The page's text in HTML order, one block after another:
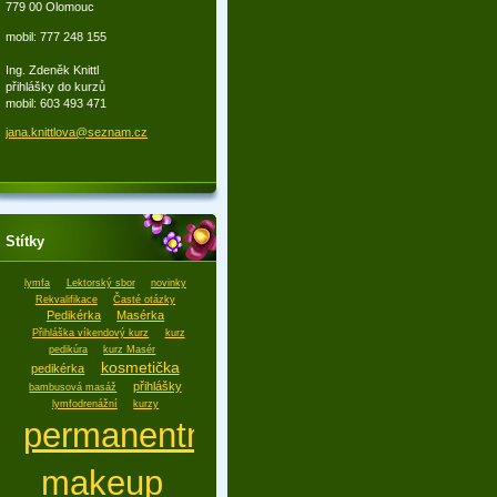
779 00 Olomouc
mobil: 777 248 155
Ing. Zdeněk Knittl
přihlášky do kurzů
mobil: 603 493 471
jana.knittlova@seznam.cz
Štítky
lymfa Lektorský sbor
novinky
Rekvalifikace
Časté otázky
Pedikérka Masérka
Přihláška víkendový kurz
kurz
pedikúra
kurz Masér
pedikérka kosmetička
bambusová masáž přihlášky
lymfodrenážní kurzy
permanentní
makeup